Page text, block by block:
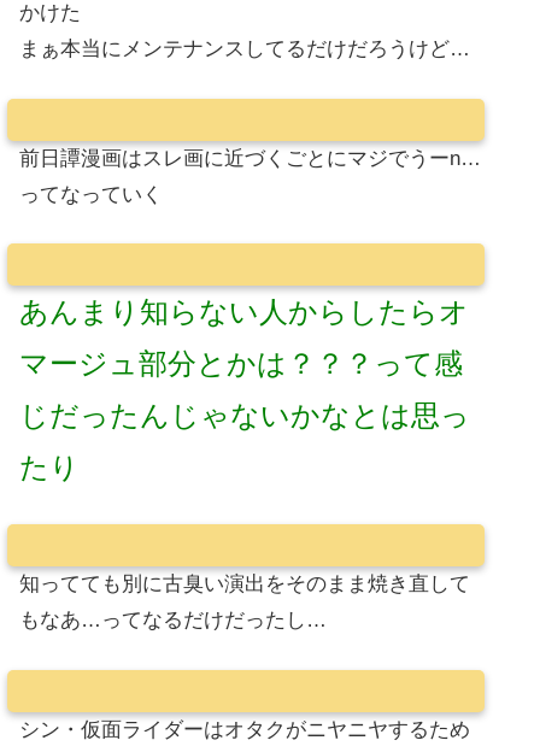
かけた
まぁ本当にメンテナンスしてるだけだろうけど…
前日譚漫画はスレ画に近づくごとにマジでうーn…
ってなっていく
あんまり知らない人からしたらオ
マージュ部分とかは？？？って感
じだったんじゃないかなとは思っ
たり
知ってても別に古臭い演出をそのまま焼き直して
もなあ…ってなるだけだったし…
シン・仮面ライダーはオタクがニヤニヤするため